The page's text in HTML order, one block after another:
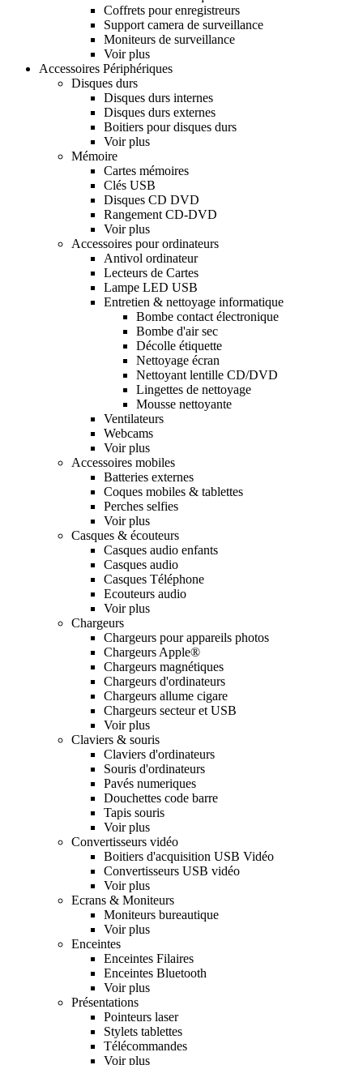
Coffrets pour enregistreurs
Support camera de surveillance
Moniteurs de surveillance
Voir plus
Accessoires Périphériques
Disques durs
Disques durs internes
Disques durs externes
Boitiers pour disques durs
Voir plus
Mémoire
Cartes mémoires
Clés USB
Disques CD DVD
Rangement CD-DVD
Voir plus
Accessoires pour ordinateurs
Antivol ordinateur
Lecteurs de Cartes
Lampe LED USB
Entretien & nettoyage informatique
Bombe contact électronique
Bombe d'air sec
Décolle étiquette
Nettoyage écran
Nettoyant lentille CD/DVD
Lingettes de nettoyage
Mousse nettoyante
Ventilateurs
Webcams
Voir plus
Accessoires mobiles
Batteries externes
Coques mobiles & tablettes
Perches selfies
Voir plus
Casques & écouteurs
Casques audio enfants
Casques audio
Casques Téléphone
Ecouteurs audio
Voir plus
Chargeurs
Chargeurs pour appareils photos
Chargeurs Apple®
Chargeurs magnétiques
Chargeurs d'ordinateurs
Chargeurs allume cigare
Chargeurs secteur et USB
Voir plus
Claviers & souris
Claviers d'ordinateurs
Souris d'ordinateurs
Pavés numeriques
Douchettes code barre
Tapis souris
Voir plus
Convertisseurs vidéo
Boitiers d'acquisition USB Vidéo
Convertisseurs USB vidéo
Voir plus
Ecrans & Moniteurs
Moniteurs bureautique
Voir plus
Enceintes
Enceintes Filaires
Enceintes Bluetooth
Voir plus
Présentations
Pointeurs laser
Stylets tablettes
Télécommandes
Voir plus